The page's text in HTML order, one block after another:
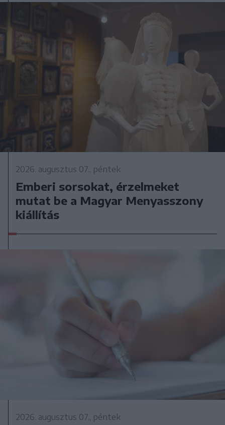
2026. augusztus 07., péntek
Emberi sorsokat, érzelmeket
mutat be a Magyar Menyasszony
kiállítás
2026. augusztus 07., péntek